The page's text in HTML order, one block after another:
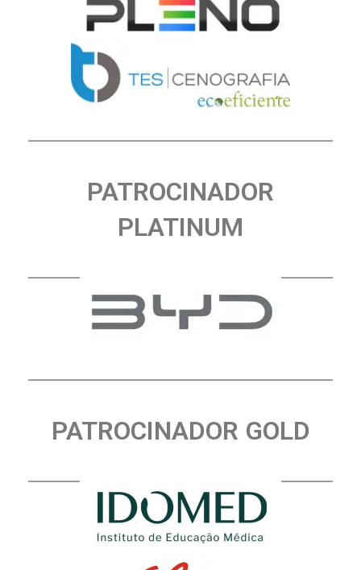
PATROCINADOR
PLATINUM
PATROCINADOR GOLD